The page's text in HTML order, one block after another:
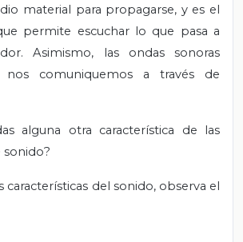
material para propagarse, y es el
permite escuchar lo que pasa a
Asimismo, las ondas sonoras
comuniquemos a través de
alguna otra característica de las
sonido?
características del sonido, observa el